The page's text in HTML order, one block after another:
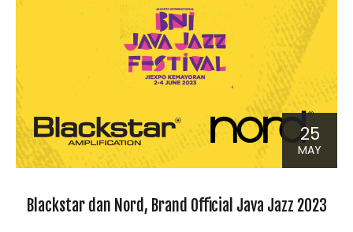
25
MAY
Blackstar dan Nord, Brand Official Java Jazz 2023